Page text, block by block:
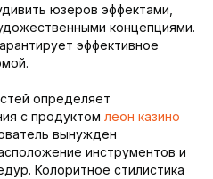
юзеров эффектами,
концепциями.
эффективное
определяет
с продуктом леон казино
вынужден
инструментов и
Колоритное стилистика